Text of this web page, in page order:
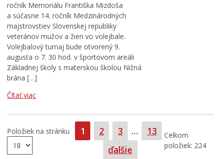
ročník Memoriálu Františka Mizdoša
a súčasne 14. ročník Medzinárodných
majstrovstiev Slovenskej republiky
veteránov mužov a žien vo volejbale.
Volejbalový turnaj bude otvorený 9.
augusta o 7. 30 hod. v športovom areáli
Základnej školy s materskou školou Nižná
brána […]
Čítať viac
Položiek na stránku Strana
1 Strana
2 Strana
3 … Strana
13
ďalšie
Celkom
položiek: 224